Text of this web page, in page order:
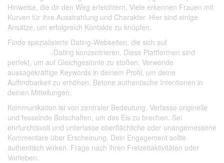
Hinweise, die dir den Weg erleichtern. Viele erkennen Frauen mit
Kurven für ihre Ausstrahlung und Charakter. Hier sind einige
Ansätze, um erfolgreich Kontakte zu knüpfen.
Finde spezialisierte Dating-Webseiten, die sich auf
-Dating konzentrieren. Diese Plattformen sind
perfekt, um auf Gleichgesinnte zu stoßen. Verwende
aussagekräftige Keywords in deinem Profil, um deine
Auffindbarkeit zu erhöhen. Betone authentische Intentionen in
deinen Mitteilungen.
Kommunikation ist von zentraler Bedeutung. Verfasse originelle
und fesselnde Botschaften, um das Eis zu brechen. Sei
ehrfurchtsvoll und unterlasse oberflächliche oder unangemessene
Kommentare über Erscheinung. Dein Engagement sollte
authentisch wirken. Frage nach ihren Freizeitaktivitäten oder
Vorlieben.